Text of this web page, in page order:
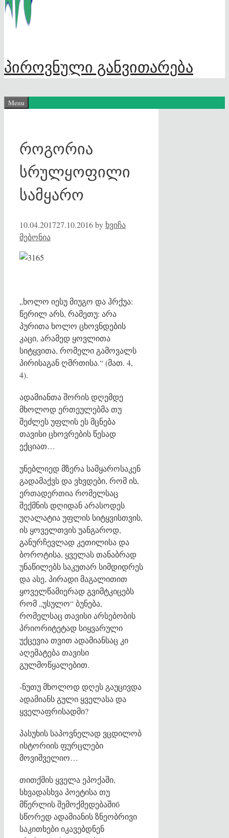
პიროვნული განვითარება
Menu
როგორია
სრულყოფილი
სამყარო
10.04.201727.10.2016by ხვიჩა
მებონია
„ხოლო იესუ მიუგო და ჰრქუა:
წერილ არს, რამეთუ: არა
პურითა ხოლო ცხოვნდების
კაცი, არამედ ყოვლითა
სიტყვითა, რომელი გამოვალს
პირისაგან ღმრთისა.“ (მათ. 4,
4).
ადამიანთა შორის დღემდე
მხოლოდ ერთეულებმა თუ
შეძლეს უფლის ეს მცნება
თავისი ცხოვრების წესად
ექციათ…
უნებლიედ მზერა სამყაროსაკენ
გადამაქვს და ვხვდები, რომ ის,
ერთადერთია რომელსაც
შექმნის დღიდან არასოდეს
უღალატია უფლის სიტყვისთვის,
ის ყოველთვის უანგაროდ,
განურჩევლად კეთილისა და
ბოროტისა, ყველას თანაბრად
უნაწილებს საკუთარ სიმდიდრეს
და ასე, პირადი მაგალითით
ყოველწამიერად გვიმტკიცებს
რომ „უსულო“ ბუნება,
რომელსაც თავისი არსებობის
პრიორიტეტად სიყვარული
უქცევია თვით ადამიანსაც კი
აღემატება თავისი
გულმოწყალებით.
-ნუთუ მხოლოდ დღეს გაუცივდა
ადამიანს გული ყველასა და
ყველაფრისადმი?
პასუხის საპოვნელად ვცდილობ
ისტორიის ფურცლები
მოვიშველიო…
თითქმის ყველა ეპოქაში,
სხვადასხვა პოეტისა თუ
მწერლის შემოქმედებაშიб
სწორედ ადამიანის ზნეობრივი
საკითხები იკავებდნენ